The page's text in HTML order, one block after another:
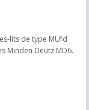
lits de type MUfd
Minden Deutz MD6.